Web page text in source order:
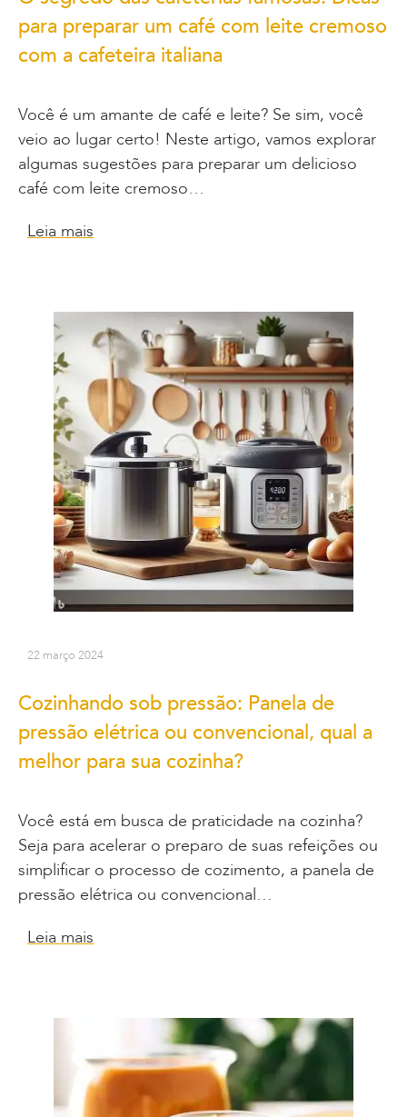
para preparar um café com leite cremoso
com a cafeteira italiana
Você é um amante de café e leite? Se sim, você
veio ao lugar certo! Neste artigo, vamos explorar
algumas sugestões para preparar um delicioso
café com leite cremoso…
Leia mais
22 março 2024
Cozinhando sob pressão: Panela de
pressão elétrica ou convencional, qual a
melhor para sua cozinha?
Você está em busca de praticidade na cozinha?
Seja para acelerar o preparo de suas refeições ou
simplificar o processo de cozimento, a panela de
pressão elétrica ou convencional…
Leia mais